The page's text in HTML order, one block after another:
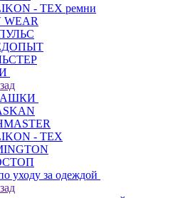
- TEX ремни
WEAR
- TEX
уходу за одеждой